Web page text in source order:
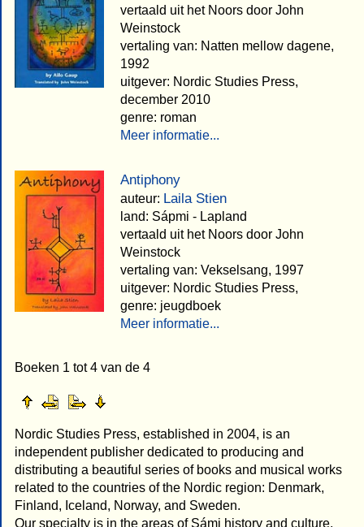
vertaald uit het Noors door John
Weinstock
vertaling van: Natten mellow dagene,
1992
uitgever: Nordic Studies Press,
december 2010
genre: roman
Meer informatie...
Antiphony
auteur: Laila Stien
land: Sápmi - Lapland
vertaald uit het Noors door John
Weinstock
vertaling van: Vekselsang, 1997
uitgever: Nordic Studies Press,
genre: jeugdboek
Meer informatie...
Boeken 1 tot 4 van de 4
Nordic Studies Press, established in 2004, is an
independent publisher dedicated to producing and
distributing a beautiful series of books and musical works
related to the countries of the Nordic region: Denmark,
Finland, Iceland, Norway, and Sweden.
Our specialty is in the areas of Sámi history and culture,